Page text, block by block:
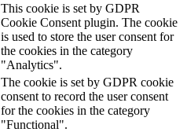
This cookie is set by GDPR
Cookie Consent plugin. The cookie
is used to store the user consent for
the cookies in the category
"Analytics".
The cookie is set by GDPR cookie
consent to record the user consent
for the cookies in the category
"Functional".